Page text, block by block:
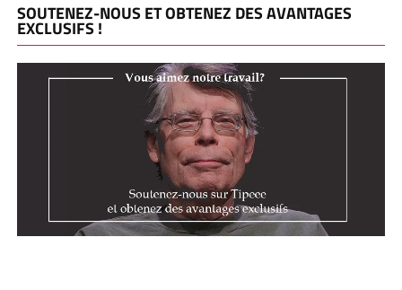
SOUTENEZ-NOUS ET OBTENEZ DES AVANTAGES
EXCLUSIFS !